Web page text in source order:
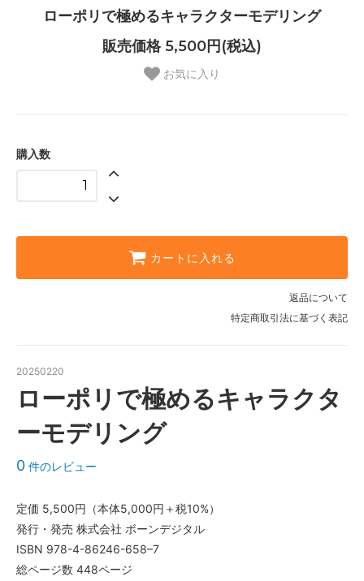
ローポリで極めるキャラクターモデリング
販売価格 5,500円(税込)
お気に入り
購入数
カートに入れる
返品について
特定商取引法に基づく表記
20250220
ローポリで極めるキャラクタ
ーモデリング
0 件のレビュー
定価 5,500円（本体5,000円＋税10%）
発行・発売 株式会社 ボーンデジタル
ISBN 978-4-86246-658–7
総ページ数 448ページ